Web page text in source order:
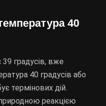
40
градусів, вже
40 градусів або
термінових дій.
реакцією